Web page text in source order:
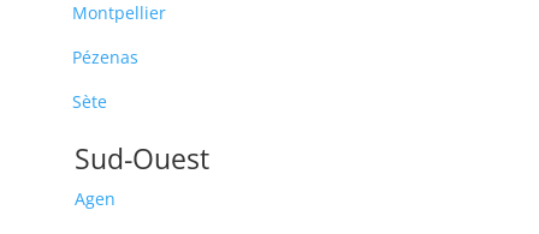
Montpellier
Pézenas
Sète
Sud-Ouest
Agen